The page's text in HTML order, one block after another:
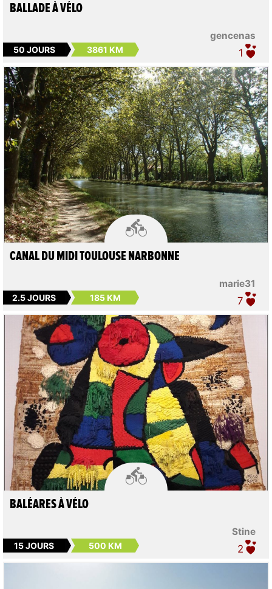
gencenas
BALLADE À VÉLO
50 JOURS 3861 KM 1

marie31
CANAL DU MIDI TOULOUSE NARBONNE
2.5 JOURS 185 KM 7

Stine
BALÉARES À VÉLO
15 JOURS 500 KM 2